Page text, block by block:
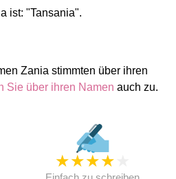
ist: "Tansania".
Zania stimmten über ihren
Sie über ihren Namen auch zu.
★★★★